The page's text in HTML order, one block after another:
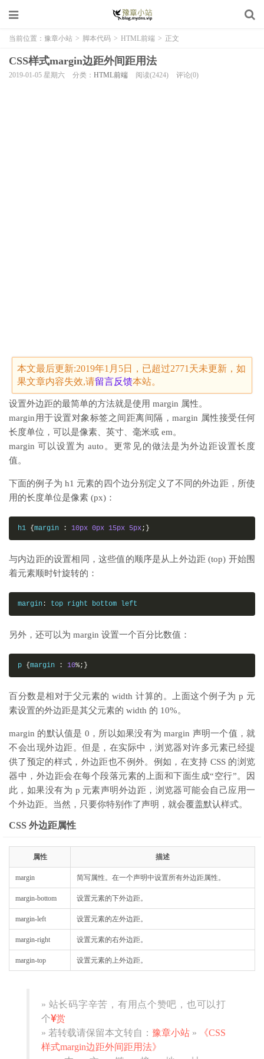
当前位置： 豫章小站 > 脚本代码 > HTML前端 > 正文
CSS样式margin边距外间距用法
2019-01-05 星期六 分类： HTML前端 阅读(2424) 评论(0)
本文最后更新:2019年1月5日，已超过2771天未更新，如
果文章内容失效,请留言反馈本站。
设置外边距的最简单的方法就是使用 margin 属性。
margin用于设置对象标签之间距离间隔，margin 属性接受任何
长度单位，可以是像素、英寸、毫米或 em。
margin 可以设置为 auto。更常见的做法是为外边距设置长度
值。
下面的例子为 h1 元素的四个边分别定义了不同的外边距，所使
用的长度单位是像素 (px)：
h1 { margin : 10px 0px 15px 5px;}
与内边距的设置相同，这些值的顺序是从上外边距 (top) 开始围
着元素顺时针旋转的：
margin : top right bottom left
另外，还可以为 margin 设置一个百分比数值：
p { margin : 10%;}
百分数是相对于父元素的 width 计算的。上面这个例子为 p 元
素设置的外边距是其父元素的 width 的 10%。
margin 的默认值是 0，所以如果没有为 margin 声明一个值，就
不会出现外边距。但是，在实际中，浏览器对许多元素已经提
供了预定的样式，外边距也不例外。例如，在支持 CSS 的浏览
器中，外边距会在每个段落元素的上面和下面生成“空行”。因
此，如果没有为 p 元素声明外边距，浏览器可能会自己应用一
个外边距。当然，只要你特别作了声明，就会覆盖默认样式。
CSS 外边距属性
属性 描述
margin 简写属性。在一个声明中设置所有外边距属性。
margin-bottom 设置元素的下外边距。
margin-left 设置元素的左外边距。
margin-right 设置元素的右外边距。
margin-top 设置元素的上外边距。
» 站长码字辛苦，有用点个赞吧，也可以打
个 赏
» 若转载请保留本文转自： 豫章小站 »
《CSS
样式margin边距外间距用法》